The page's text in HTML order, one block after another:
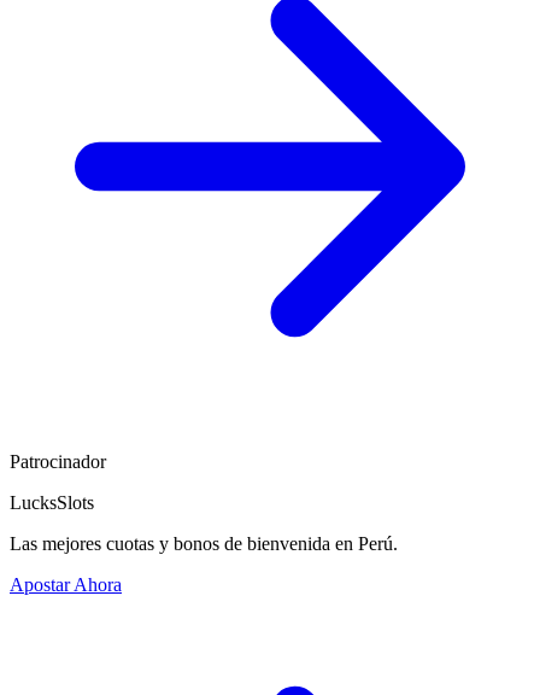
Patrocinador
LucksSlots
Las mejores cuotas y bonos de bienvenida en Perú.
Apostar Ahora